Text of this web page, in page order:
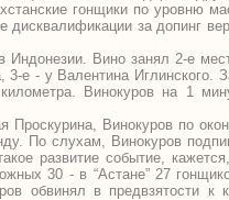
гонщики по уровню
за допинг
Вино занял 2-е
е - у Валентина Иглинского.
Винокуров на 1
Винокуров по
По слухам, Винокуров
развитие событие,
30 - в “Астане” 27
обвинял в предвзятости к